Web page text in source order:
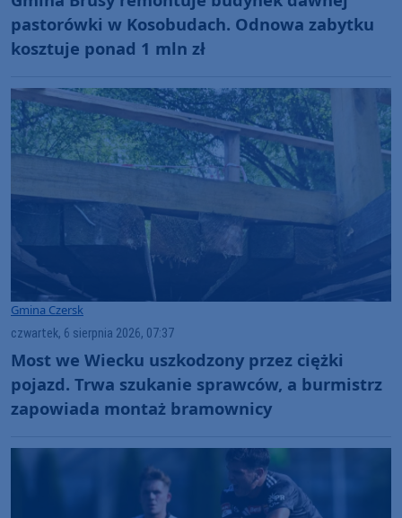
pastorówki w Kosobudach. Odnowa zabytku
kosztuje ponad 1 mln zł
Gmina Czersk
czwartek, 6 sierpnia 2026, 07:37
Most we Wiecku uszkodzony przez ciężki
pojazd. Trwa szukanie sprawców, a burmistrz
zapowiada montaż bramownicy